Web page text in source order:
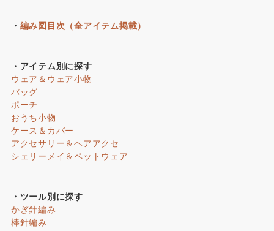
・ 編み図目次（全アイテム掲載）
・アイテム別に探す
ウェア＆ウェア小物
バッグ
ポーチ
おうち小物
ケース＆カバー
アクセサリー＆ヘアアクセ
シェリーメイ＆ペットウェア
・ツール別に探す
かぎ針編み
棒針編み